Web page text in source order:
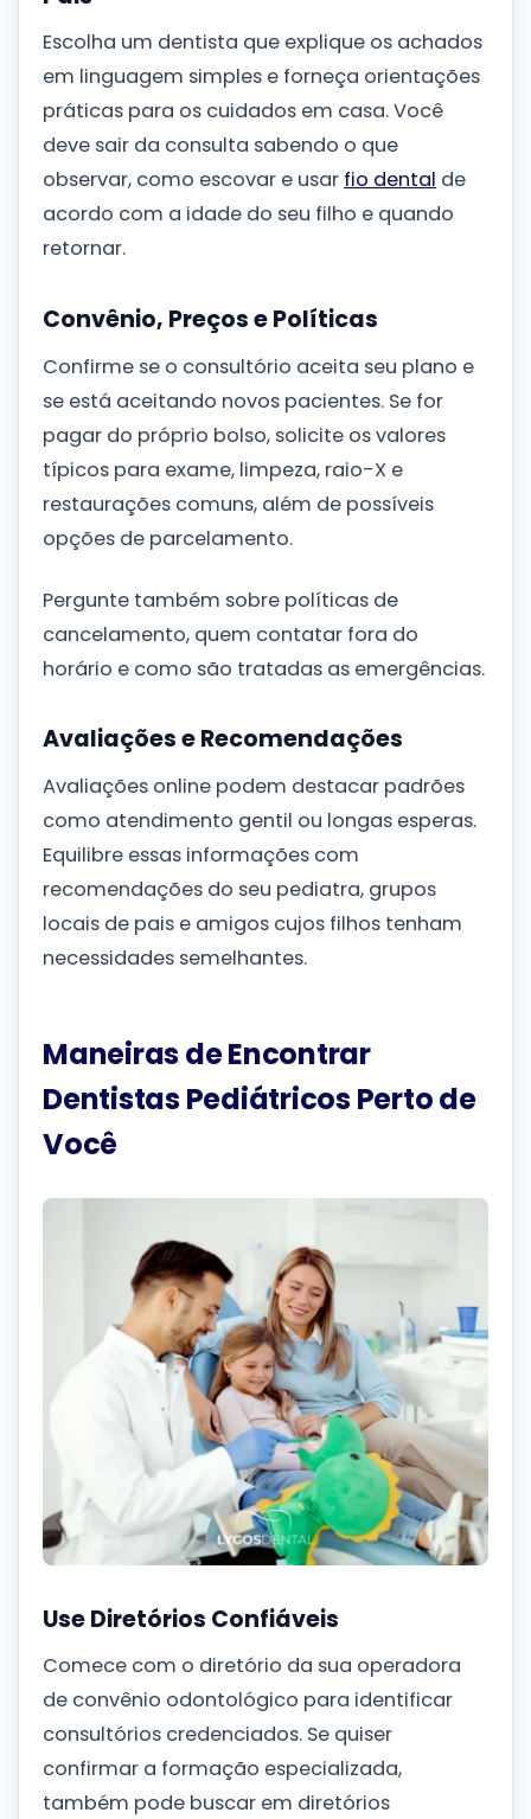
Escolha um dentista que explique os achados
em linguagem simples e forneça orientações
práticas para os cuidados em casa. Você
deve sair da consulta sabendo o que
observar, como escovar e usar fio dental de
acordo com a idade do seu filho e quando
retornar.
Convênio, Preços e Políticas
Confirme se o consultório aceita seu plano e
se está aceitando novos pacientes. Se for
pagar do próprio bolso, solicite os valores
típicos para exame, limpeza, raio-X e
restaurações comuns, além de possíveis
opções de parcelamento.
Pergunte também sobre políticas de
cancelamento, quem contatar fora do
horário e como são tratadas as emergências.
Avaliações e Recomendações
Avaliações online podem destacar padrões
como atendimento gentil ou longas esperas.
Equilibre essas informações com
recomendações do seu pediatra, grupos
locais de pais e amigos cujos filhos tenham
necessidades semelhantes.
Maneiras de Encontrar
Dentistas Pediátricos Perto de
Você
Use Diretórios Confiáveis
Comece com o diretório da sua operadora
de convênio odontológico para identificar
consultórios credenciados. Se quiser
confirmar a formação especializada,
também pode buscar em diretórios